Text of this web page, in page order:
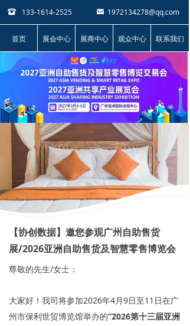
뀰 낂 1972134278@qq.com
133-1614-2525
首页 展会中心 展商中心 观众中心 联系我们
【协创数据】邀您参观广州自助售货
展/2026亚洲自助售货及智慧零售博览会
尊敬的先生/女士：
大家好！我司将参加2026年4月9日至11日在广
州市保利世贸博览馆举办的“2026第十三届亚洲